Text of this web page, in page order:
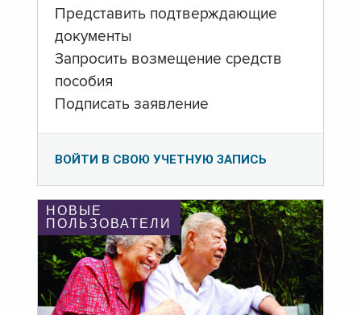
Представить подтверждающие
документы
Запросить возмещение средств
пособия
Подписать заявление
ВОЙТИ В СВОЮ УЧЕТНУЮ ЗАПИСЬ
НОВЫЕ
ПОЛЬЗОВАТЕЛИ